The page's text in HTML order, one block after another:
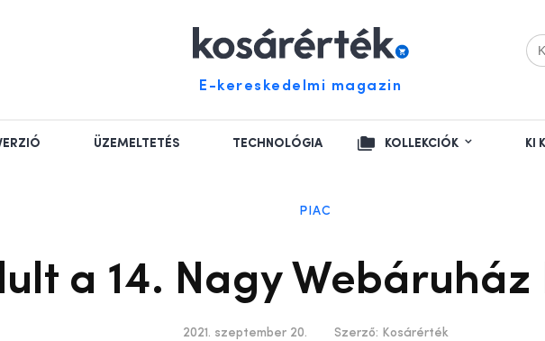
E-kereskedelmi magazin
ÜZEMELTETÉS TECHNOLÓGIA KOLLEKCIÓK KI
PIAC
a 14. Nagy Webáruház
2021. szeptember 20. Szerző: Kosárérték